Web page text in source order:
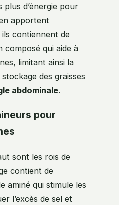
d’énergie pour
apportent
contiennent de
composé qui aide à
limitant ainsi la
des graisses
abdominale.
pour
sont les rois de
contient de
aminé qui stimule les
l’excès de sel et